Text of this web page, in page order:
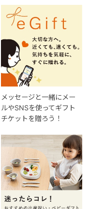
メッセージと一緒にメー
ルやSNSを使ってギフト
チケットを贈ろう！